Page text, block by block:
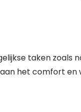
taken zoals
het comfort en